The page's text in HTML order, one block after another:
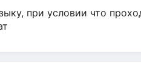
при условии что